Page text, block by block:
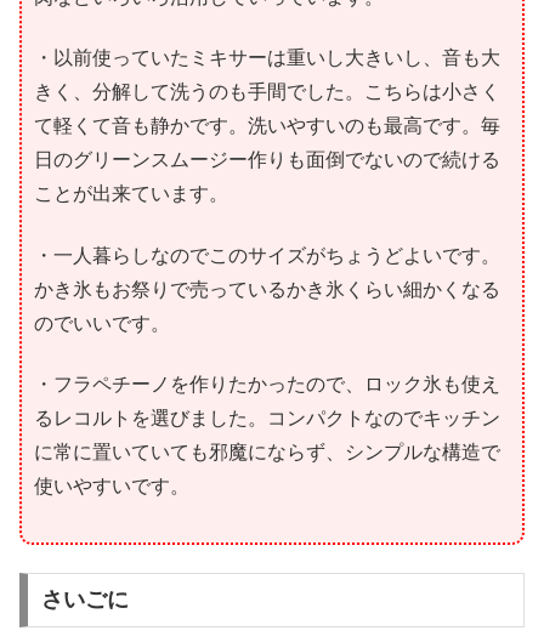
・以前使っていたミキサーは重いし大きいし、音も大
きく、分解して洗うのも手間でした。こちらは小さく
て軽くて音も静かです。洗いやすいのも最高です。毎
日のグリーンスムージー作りも面倒でないので続ける
ことが出来ています。
・一人暮らしなのでこのサイズがちょうどよいです。
かき氷もお祭りで売っているかき氷くらい細かくなる
のでいいです。
・フラペチーノを作りたかったので、ロック氷も使え
るレコルトを選びました。コンパクトなのでキッチン
に常に置いていても邪魔にならず、シンプルな構造で
使いやすいです。
さいごに